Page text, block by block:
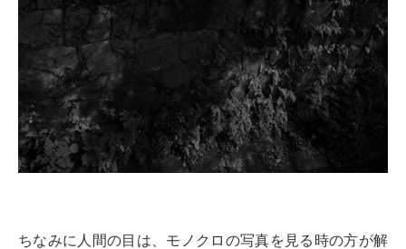
ちなみに人間の目は、モノクロの写真を見る時の方が解